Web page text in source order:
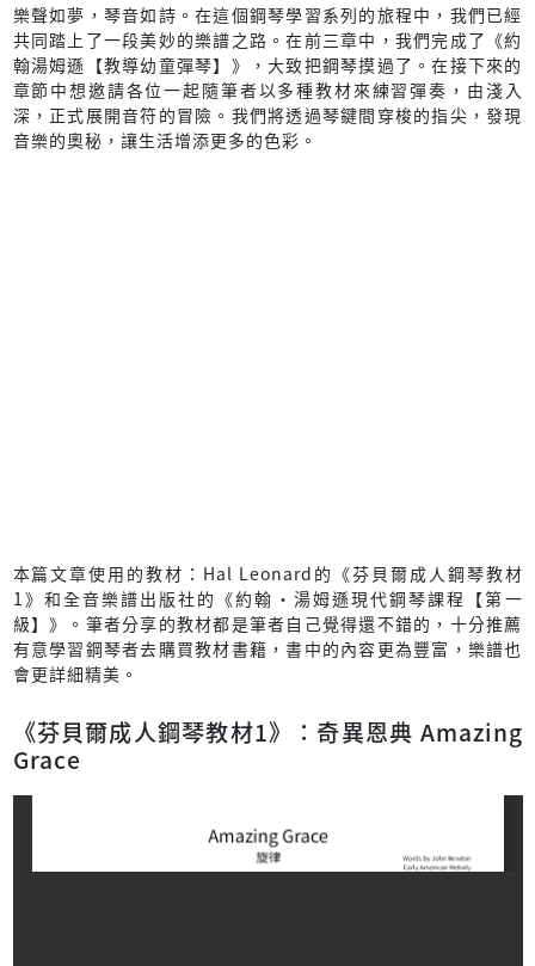
樂聲如夢，琴音如詩。在這個鋼琴學習系列的旅程中，我們已經
共同踏上了一段美妙的樂譜之路。在前三章中，我們完成了《約
翰湯姆遜【教導幼童彈琴】》，大致把鋼琴摸過了。在接下來的
章節中想邀請各位一起隨筆者以多種教材來練習彈奏，由淺入
深，正式展開音符的冒險。我們將透過琴鍵間穿梭的指尖，發現
音樂的奧秘，讓生活增添更多的色彩。
本篇文章使用的教材：Hal Leonard的《芬貝爾成人鋼琴教材
1》和全音樂譜出版社的《約翰‧湯姆遜現代鋼琴課程【第一
級】》。筆者分享的教材都是筆者自己覺得還不錯的，十分推薦
有意學習鋼琴者去購買教材書籍，書中的內容更為豐富，樂譜也
會更詳細精美。
《芬貝爾成人鋼琴教材1》：奇異恩典 Amazing
Grace